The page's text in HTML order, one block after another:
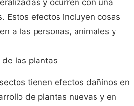
y ocurren con una
Estos efectos incluyen cosas
a las personas, animales y
las plantas
tienen efectos dañinos en
de plantas nuevas y en